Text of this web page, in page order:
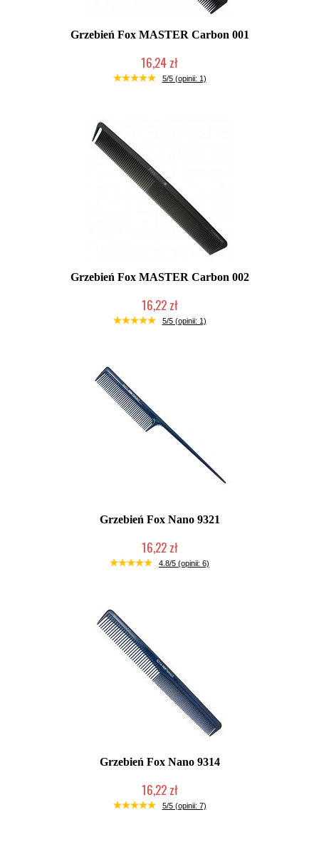
Grzebień Fox MASTER Carbon 001
16,24 zł
Duża ilość (wysyłka w 24h)
5/5 (opinii: 1)
Grzebień Fox MASTER Carbon 002
16,22 zł
Duża ilość (wysyłka w 24h)
5/5 (opinii: 1)
Grzebień Fox Nano 9321
16,22 zł
Duża ilość (wysyłka w 24h)
4.8/5 (opinii: 6)
Grzebień Fox Nano 9314
16,22 zł
Duża ilość (wysyłka w 24h)
5/5 (opinii: 7)